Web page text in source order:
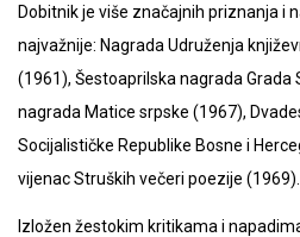
Dobitnik je više značajnih priznanja i
najvažnije: Nagrada Udruženja
(1961), Šestoaprilska nagrada Grada
nagrada Matice srpske (1967),
Socijalističke Republike Bosne i
vijenac Struških večeri poezije (1969).
Izložen žestokim kritikama i